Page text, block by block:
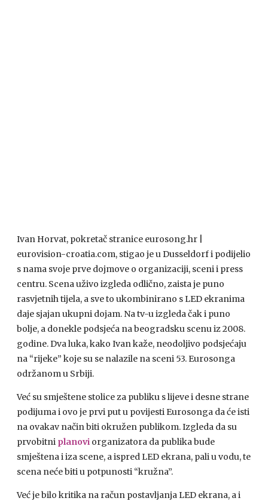
Ivan Horvat, pokretač stranice eurosong.hr |
eurovision-croatia.com, stigao je u Dusseldorf i podijelio
s nama svoje prve dojmove o organizaciji, sceni i press
centru. Scena uživo izgleda odlično, zaista je puno
rasvjetnih tijela, a sve to ukombinirano s LED ekranima
daje sjajan ukupni dojam. Na tv-u izgleda čak i puno
bolje, a donekle podsjeća na beogradsku scenu iz 2008.
godine. Dva luka, kako Ivan kaže, neodoljivo podsjećaju
na “rijeke” koje su se nalazile na sceni 53. Eurosonga
održanom u Srbiji.
Već su smještene stolice za publiku s lijeve i desne strane
podijuma i ovo je prvi put u povijesti Eurosonga da će isti
na ovakav način biti okružen publikom. Izgleda da su
prvobitni planovi organizatora da publika bude
smještena i iza scene, a ispred LED ekrana, pali u vodu, te
scena neće biti u potpunosti “kružna”.
Već je bilo kritika na račun postavljanja LED ekrana, a i